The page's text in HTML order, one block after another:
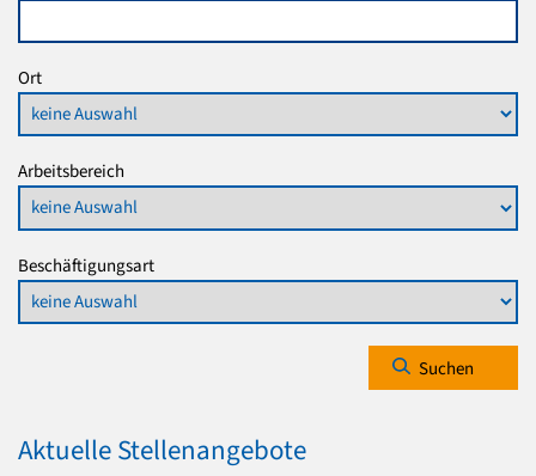
Ort
Arbeitsbereich
Beschäftigungsart
Suchen
Aktuelle Stellenangebote